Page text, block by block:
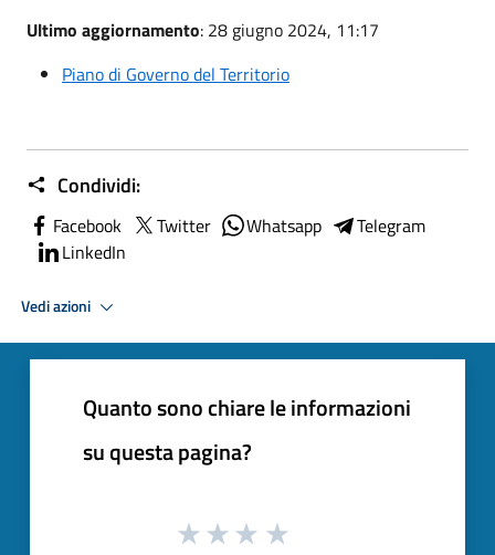
Ultimo aggiornamento: 28 giugno 2024, 11:17
Piano di Governo del Territorio
Condividi:
Facebook Twitter Whatsapp
Telegram
LinkedIn
Vedi azioni
Quanto sono chiare le informazioni
su questa pagina?